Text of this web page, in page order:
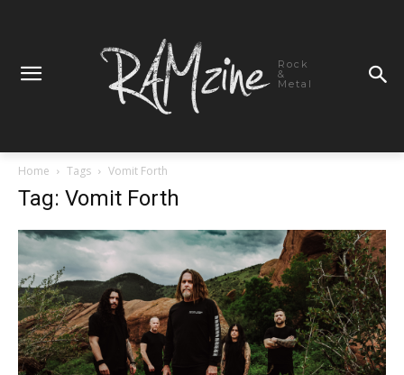
Rock
&
Metal
Home Tags Vomit Forth
Tag: Vomit Forth